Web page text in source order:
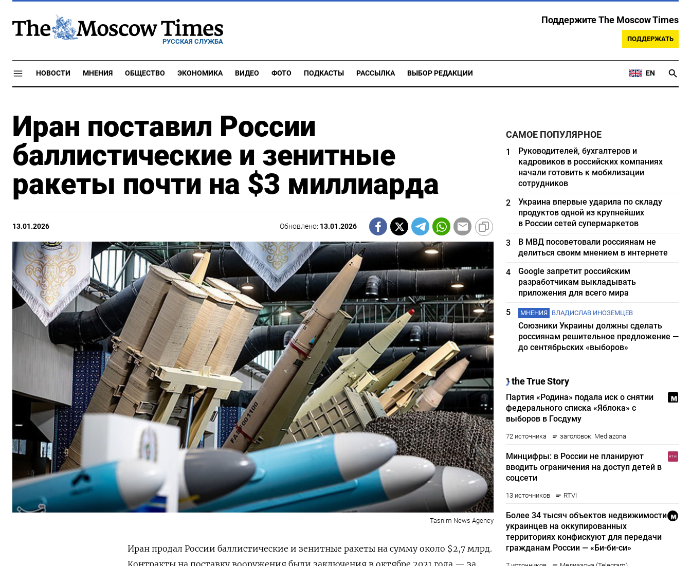
РУССКАЯ СЛУЖБА
Поддержите The Moscow Times
ПОДДЕРЖАТЬ
НОВОСТИ МНЕНИЯ ОБЩЕСТВО ЭКОНОМИКА ВИДЕО ФОТО ПОДКАСТЫ РАССЫЛКА ВЫБОР РЕДАКЦИИ EN
Иран поставил России
баллистические и зенитные
ракеты почти на $3 миллиарда
13.01.2026 Обновлено: 13.01.2026
Tasnim News Agency
Иран продал России баллистические и зенитные ракеты на сумму около $2,7 млрд.
Контракты на поставку вооружения были заключения в октябре 2021 года — за
САМОЕ ПОПУЛЯРНОЕ
1
Руководителей, бухгалтеров и
кадровиков в российских компаниях
начали готовить к мобилизации
сотрудников
2
Украина впервые ударила по складу
продуктов одной из крупнейших
в России сетей супермаркетов
3
В МВД посоветовали россиянам не
делиться своим мнением в интернете
4
Google запретит российским
разработчикам выкладывать
приложения для всего мира
5
МНЕНИЯ ВЛАДИСЛАВ ИНОЗЕМЦЕВ
Союзники Украины должны сделать
россиянам решительное предложение —
до сентябрьских «выборов»